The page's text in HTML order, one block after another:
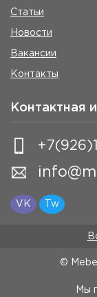
Статьи
Новости
Вакансии
Контакты
Контактная
VK Tw
©
Мы